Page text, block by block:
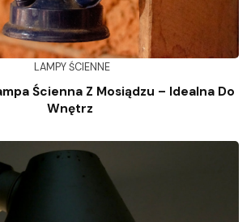
LAMPY ŚCIENNE
Ścienna Z Mosiądzu – Idealna Do
Wnętrz